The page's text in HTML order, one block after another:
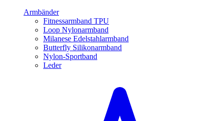
Armbänder
Fitnessarmband TPU
Loop Nylonarmband
Milanese Edelstahlarmband
Butterfly Silikonarmband
Nylon-Sportband
Leder